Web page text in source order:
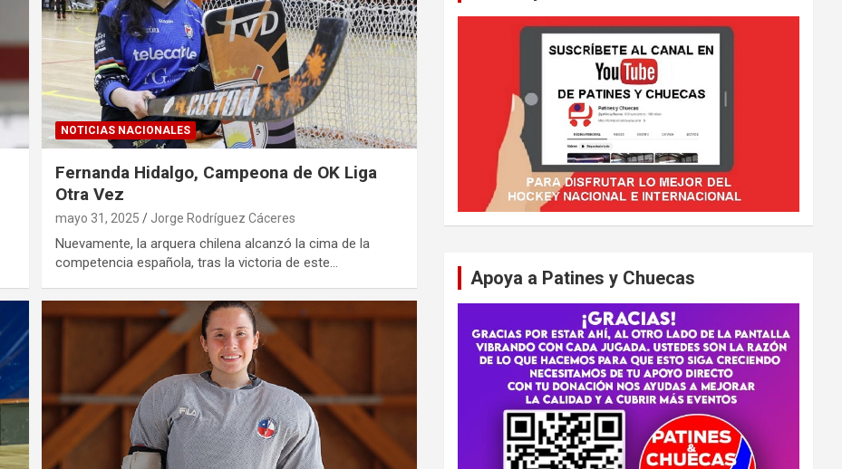
NOTICIAS NACIONALES
Fernanda Hidalgo, Campeona de OK Liga
Otra Vez
mayo 31, 2025 Jorge Rodríguez Cáceres
Nuevamente, la arquera chilena alcanzó la cima de la
competencia española, tras la victoria de este…
Apoya a Patines y Chuecas